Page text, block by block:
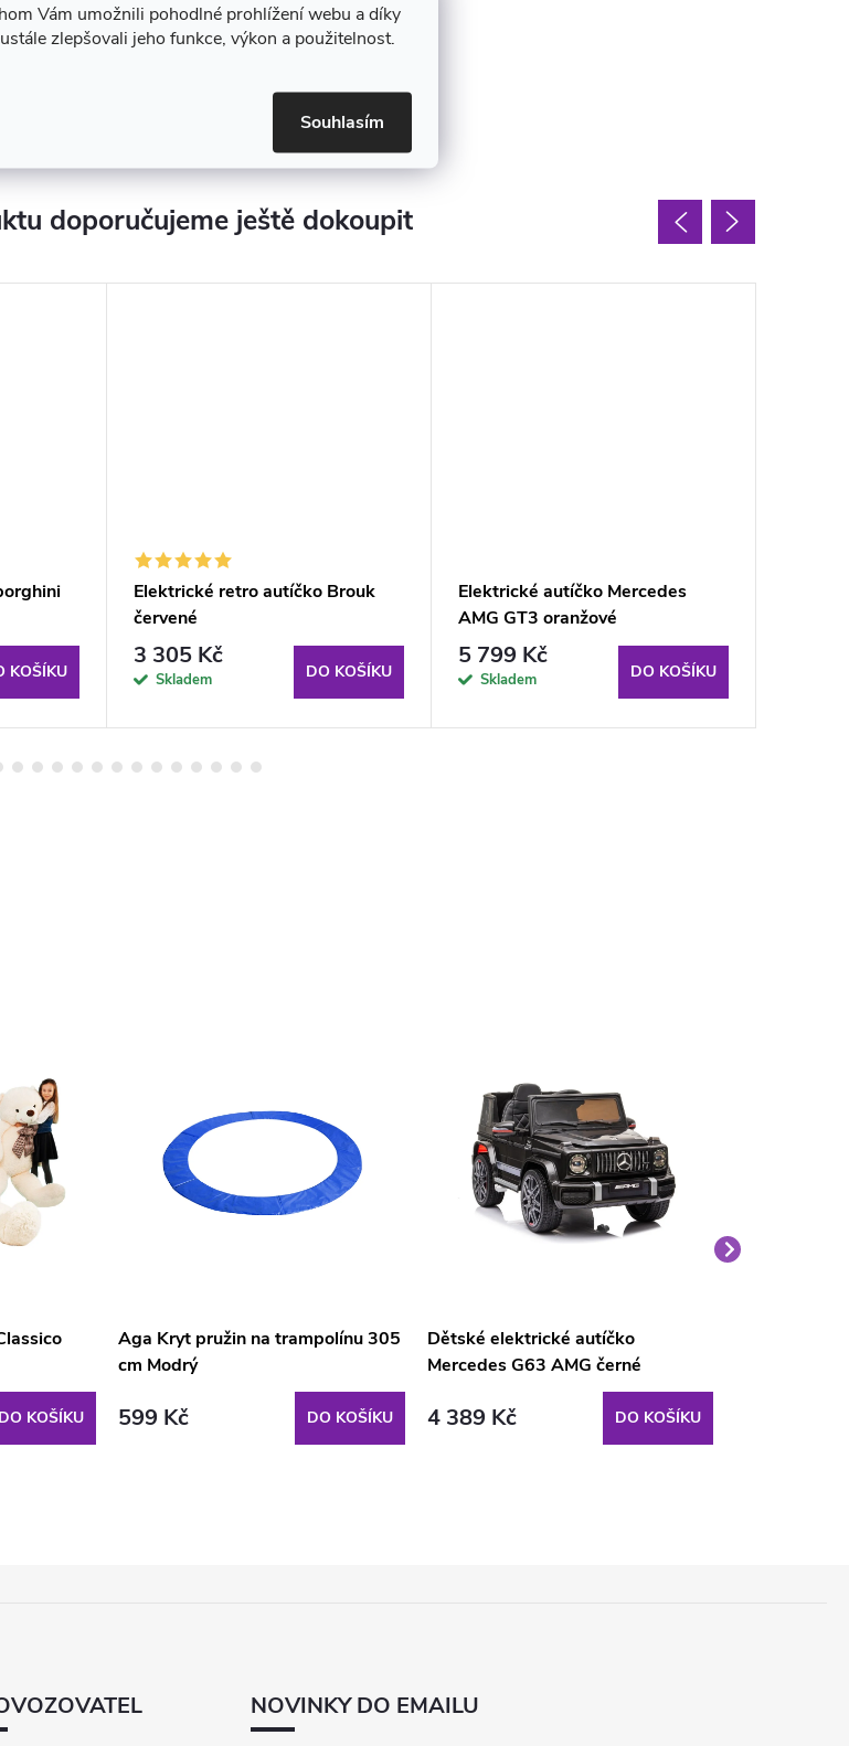
Vám umožnili pohodlné prohlížení webu a díky
zlepšovali jeho funkce, výkon a použitelnost.
Souhlasím
doporučujeme ještě dokoupit
KOŠÍKU
Elektrické retro autíčko Brouk
červené
3 305 Kč
Skladem DO KOŠÍKU
Elektrické autíčko Mercedes
AMG GT3 oranžové
5 799 Kč
Skladem DO KOŠÍKU
DO KOŠÍKU
Aga Kryt pružin na trampolínu 305
cm Modrý
599 Kč DO KOŠÍKU
Dětské elektrické autíčko
Mercedes G63 AMG černé
4 389 Kč DO KOŠÍKU
NOVINKY DO EMAILU